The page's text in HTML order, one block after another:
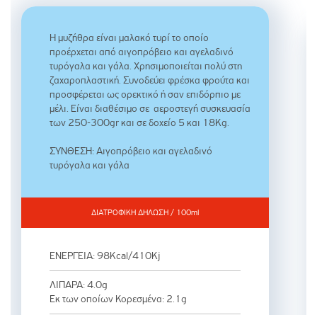
Η μυζήθρα είναι μαλακό τυρί το οποίο
προέρχεται από αιγοπρόβειο και αγελαδινό
τυρόγαλα και γάλα. Χρησιμοποιείται πολύ στη
ζαχαροπλαστική. Συνοδεύει φρέσκα φρούτα και
προσφέρεται ως ορεκτικό ή σαν επιδόρπιο με
μέλι. Είναι διαθέσιμο σε αεροστεγή συσκευασία
των 250-300gr και σε δοχείο 5 και 18Kg.
ΣΥΝΘΕΣΗ: Αιγοπρόβειο και αγελαδινό
τυρόγαλα και γάλα
ΔΙΑΤΡΟΦΙΚΗ ΔΗΛΩΣΗ / 100ml
ΕΝΕΡΓΕΙΑ: 98Kcal/410Kj
ΛΙΠΑΡΑ: 4.0g
Εκ των οποίων Κορεσμένα: 2.1g